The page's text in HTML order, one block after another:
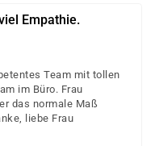
Empathie.
Team mit tollen
im Büro. Frau
das normale Maß
liebe Frau